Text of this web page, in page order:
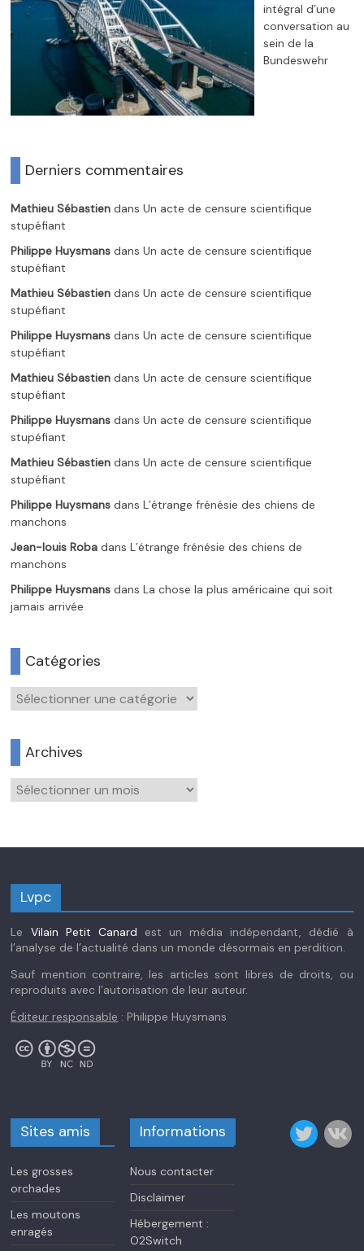
intégral d’une
conversation au
sein de la
Bundeswehr
Derniers commentaires
Mathieu Sébastien dansUn acte de censure scientifique
stupéfiant
Philippe Huysmans dansUn acte de censure scientifique
stupéfiant
Mathieu Sébastien dansUn acte de censure scientifique
stupéfiant
Philippe Huysmans dansUn acte de censure scientifique
stupéfiant
Mathieu Sébastien dansUn acte de censure scientifique
stupéfiant
Philippe Huysmans dansUn acte de censure scientifique
stupéfiant
Mathieu Sébastien dansUn acte de censure scientifique
stupéfiant
Philippe Huysmans dansL’étrange frénésie des chiens de
manchons
Jean-louis Roba dansL’étrange frénésie des chiens de
manchons
Philippe Huysmans dansLa chose la plus américaine qui soit
jamais arrivée
Catégories
Catégories
Archives
Archives
Lvpc
Le Vilain Petit Canard est un média indépendant, dédié à
l’analyse de l’actualité dans un monde désormais en perdition.
Sauf mention contraire, les articles sont libres de droits, ou
reproduits avec l’autorisation de leur auteur.
Éditeur responsable : Philippe Huysmans
Sites amis
Les grosses
orchades
Les moutons
enragés
Informations
Nous contacter
Disclaimer
Hébergement :
O2Switch